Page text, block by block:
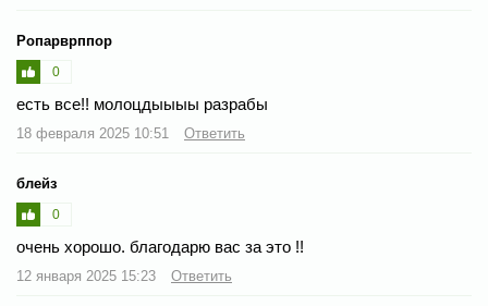
Ропарврппор
0
есть все!! молоцдыыыы разрабы
18 февраля 2025 10:51 Ответить
блейз
0
очень хорошо. благодарю вас за это !!
12 января 2025 15:23 Ответить